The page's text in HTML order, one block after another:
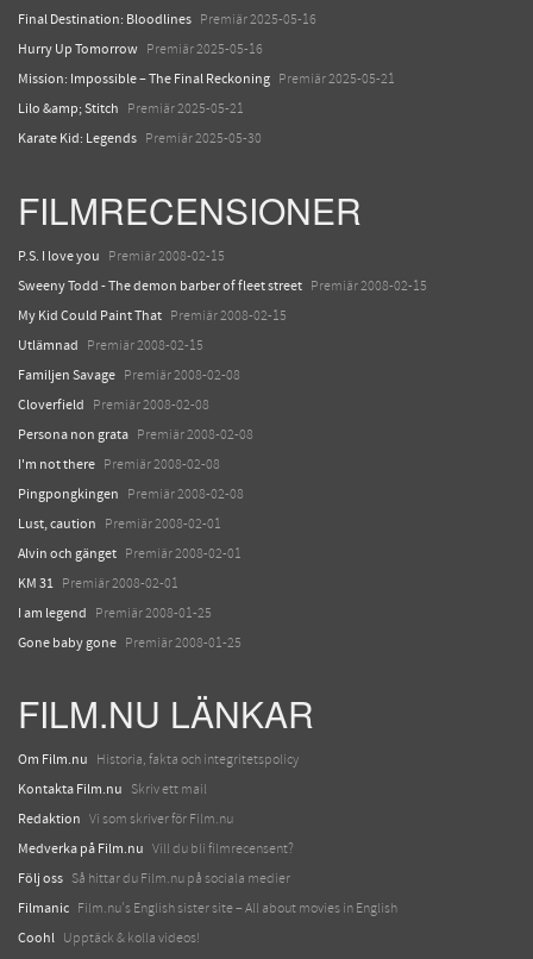
Final Destination: Bloodlines Premiär 2025-05-16
Hurry Up Tomorrow Premiär 2025-05-16
Mission: Impossible – The Final Reckoning Premiär 2025-05-21
Lilo &amp; Stitch Premiär 2025-05-21
Karate Kid: Legends Premiär 2025-05-30
FILMRECENSIONER
P.S. I love you Premiär 2008-02-15
Sweeny Todd - The demon barber of fleet street Premiär 2008-02-15
My Kid Could Paint That Premiär 2008-02-15
Utlämnad Premiär 2008-02-15
Familjen Savage Premiär 2008-02-08
Cloverfield Premiär 2008-02-08
Persona non grata Premiär 2008-02-08
I'm not there Premiär 2008-02-08
Pingpongkingen Premiär 2008-02-08
Lust, caution Premiär 2008-02-01
Alvin och gänget Premiär 2008-02-01
KM 31 Premiär 2008-02-01
I am legend Premiär 2008-01-25
Gone baby gone Premiär 2008-01-25
FILM.NU LÄNKAR
Om Film.nu Historia, fakta och integritetspolicy
Kontakta Film.nu Skriv ett mail
Redaktion Vi som skriver för Film.nu
Medverka på Film.nu Vill du bli filmrecensent?
Följ oss Så hittar du Film.nu på sociala medier
Filmanic Film.nu's English sister site – All about movies in English
Coohl Upptäck & kolla videos!